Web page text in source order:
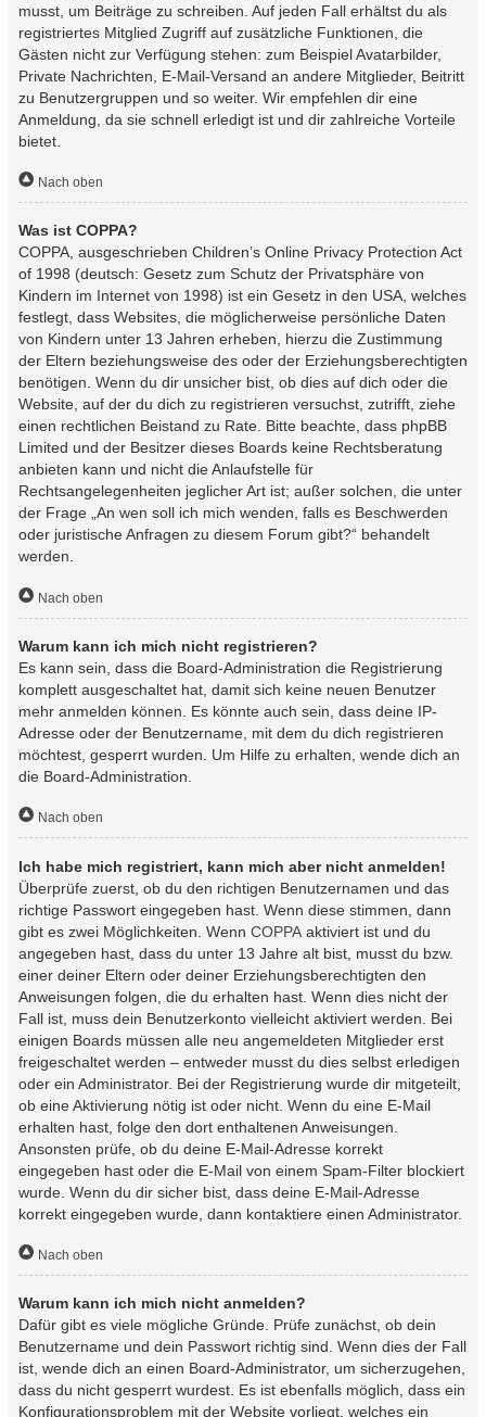
musst, um Beiträge zu schreiben. Auf jeden Fall erhältst du als
registriertes Mitglied Zugriff auf zusätzliche Funktionen, die
Gästen nicht zur Verfügung stehen: zum Beispiel Avatarbilder,
Private Nachrichten, E-Mail-Versand an andere Mitglieder, Beitritt
zu Benutzergruppen und so weiter. Wir empfehlen dir eine
Anmeldung, da sie schnell erledigt ist und dir zahlreiche Vorteile
bietet.
Nach oben
Was ist COPPA?
COPPA, ausgeschrieben Children’s Online Privacy Protection Act
of 1998 (deutsch: Gesetz zum Schutz der Privatsphäre von
Kindern im Internet von 1998) ist ein Gesetz in den USA, welches
festlegt, dass Websites, die möglicherweise persönliche Daten
von Kindern unter 13 Jahren erheben, hierzu die Zustimmung
der Eltern beziehungsweise des oder der Erziehungsberechtigten
benötigen. Wenn du dir unsicher bist, ob dies auf dich oder die
Website, auf der du dich zu registrieren versuchst, zutrifft, ziehe
einen rechtlichen Beistand zu Rate. Bitte beachte, dass phpBB
Limited und der Besitzer dieses Boards keine Rechtsberatung
anbieten kann und nicht die Anlaufstelle für
Rechtsangelegenheiten jeglicher Art ist; außer solchen, die unter
der Frage „An wen soll ich mich wenden, falls es Beschwerden
oder juristische Anfragen zu diesem Forum gibt?“ behandelt
werden.
Nach oben
Warum kann ich mich nicht registrieren?
Es kann sein, dass die Board-Administration die Registrierung
komplett ausgeschaltet hat, damit sich keine neuen Benutzer
mehr anmelden können. Es könnte auch sein, dass deine IP-
Adresse oder der Benutzername, mit dem du dich registrieren
möchtest, gesperrt wurden. Um Hilfe zu erhalten, wende dich an
die Board-Administration.
Nach oben
Ich habe mich registriert, kann mich aber nicht anmelden!
Überprüfe zuerst, ob du den richtigen Benutzernamen und das
richtige Passwort eingegeben hast. Wenn diese stimmen, dann
gibt es zwei Möglichkeiten. Wenn COPPA aktiviert ist und du
angegeben hast, dass du unter 13 Jahre alt bist, musst du bzw.
einer deiner Eltern oder deiner Erziehungsberechtigten den
Anweisungen folgen, die du erhalten hast. Wenn dies nicht der
Fall ist, muss dein Benutzerkonto vielleicht aktiviert werden. Bei
einigen Boards müssen alle neu angemeldeten Mitglieder erst
freigeschaltet werden – entweder musst du dies selbst erledigen
oder ein Administrator. Bei der Registrierung wurde dir mitgeteilt,
ob eine Aktivierung nötig ist oder nicht. Wenn du eine E-Mail
erhalten hast, folge den dort enthaltenen Anweisungen.
Ansonsten prüfe, ob du deine E-Mail-Adresse korrekt
eingegeben hast oder die E-Mail von einem Spam-Filter blockiert
wurde. Wenn du dir sicher bist, dass deine E-Mail-Adresse
korrekt eingegeben wurde, dann kontaktiere einen Administrator.
Nach oben
Warum kann ich mich nicht anmelden?
Dafür gibt es viele mögliche Gründe. Prüfe zunächst, ob dein
Benutzername und dein Passwort richtig sind. Wenn dies der Fall
ist, wende dich an einen Board-Administrator, um sicherzugehen,
dass du nicht gesperrt wurdest. Es ist ebenfalls möglich, dass ein
Konfigurationsproblem mit der Website vorliegt, welches ein